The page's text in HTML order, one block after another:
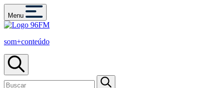
Menu
som+conteúdo